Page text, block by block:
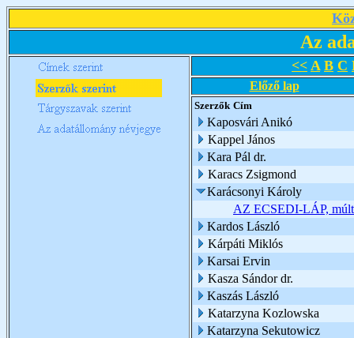
Az
<< A B C
Előző lap
Szerzők Cím
Kaposvári Anikó
Kappel János
Kara Pál dr.
Karacs Zsigmond
Karácsonyi Károly
AZ ECSEDI-LÁP, múlt
Kardos László
Kárpáti Miklós
Karsai Ervin
Kasza Sándor dr.
Kaszás László
Katarzyna Kozlowska
Katarzyna Sekutowicz